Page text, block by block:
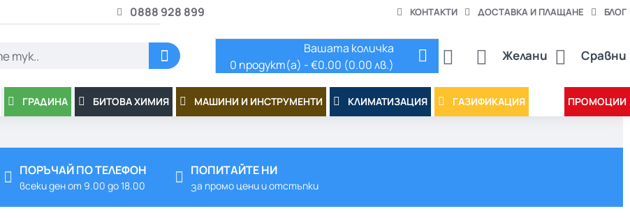
0888 928 899 КОНТАКТИ ДОСТАВКА И ПЛАЩАНЕ БЛОГ
Желани Сравни
Вашата количка
0 продукт(а) - €0.00 (0.00 лв.)
ГРАДИНА БИТОВА ХИМИЯ МАШИНИ И ИНСТРУМЕНТИ КЛИМАТИЗАЦИЯ ГАЗИФИКАЦИЯ ПРОМОЦИИ
ПОРЪЧАЙ ПО ТЕЛЕФОН
всеки ден от 9.00 до 18.00
ПОПИТАЙТЕ НИ
за промо цени и отстъпки